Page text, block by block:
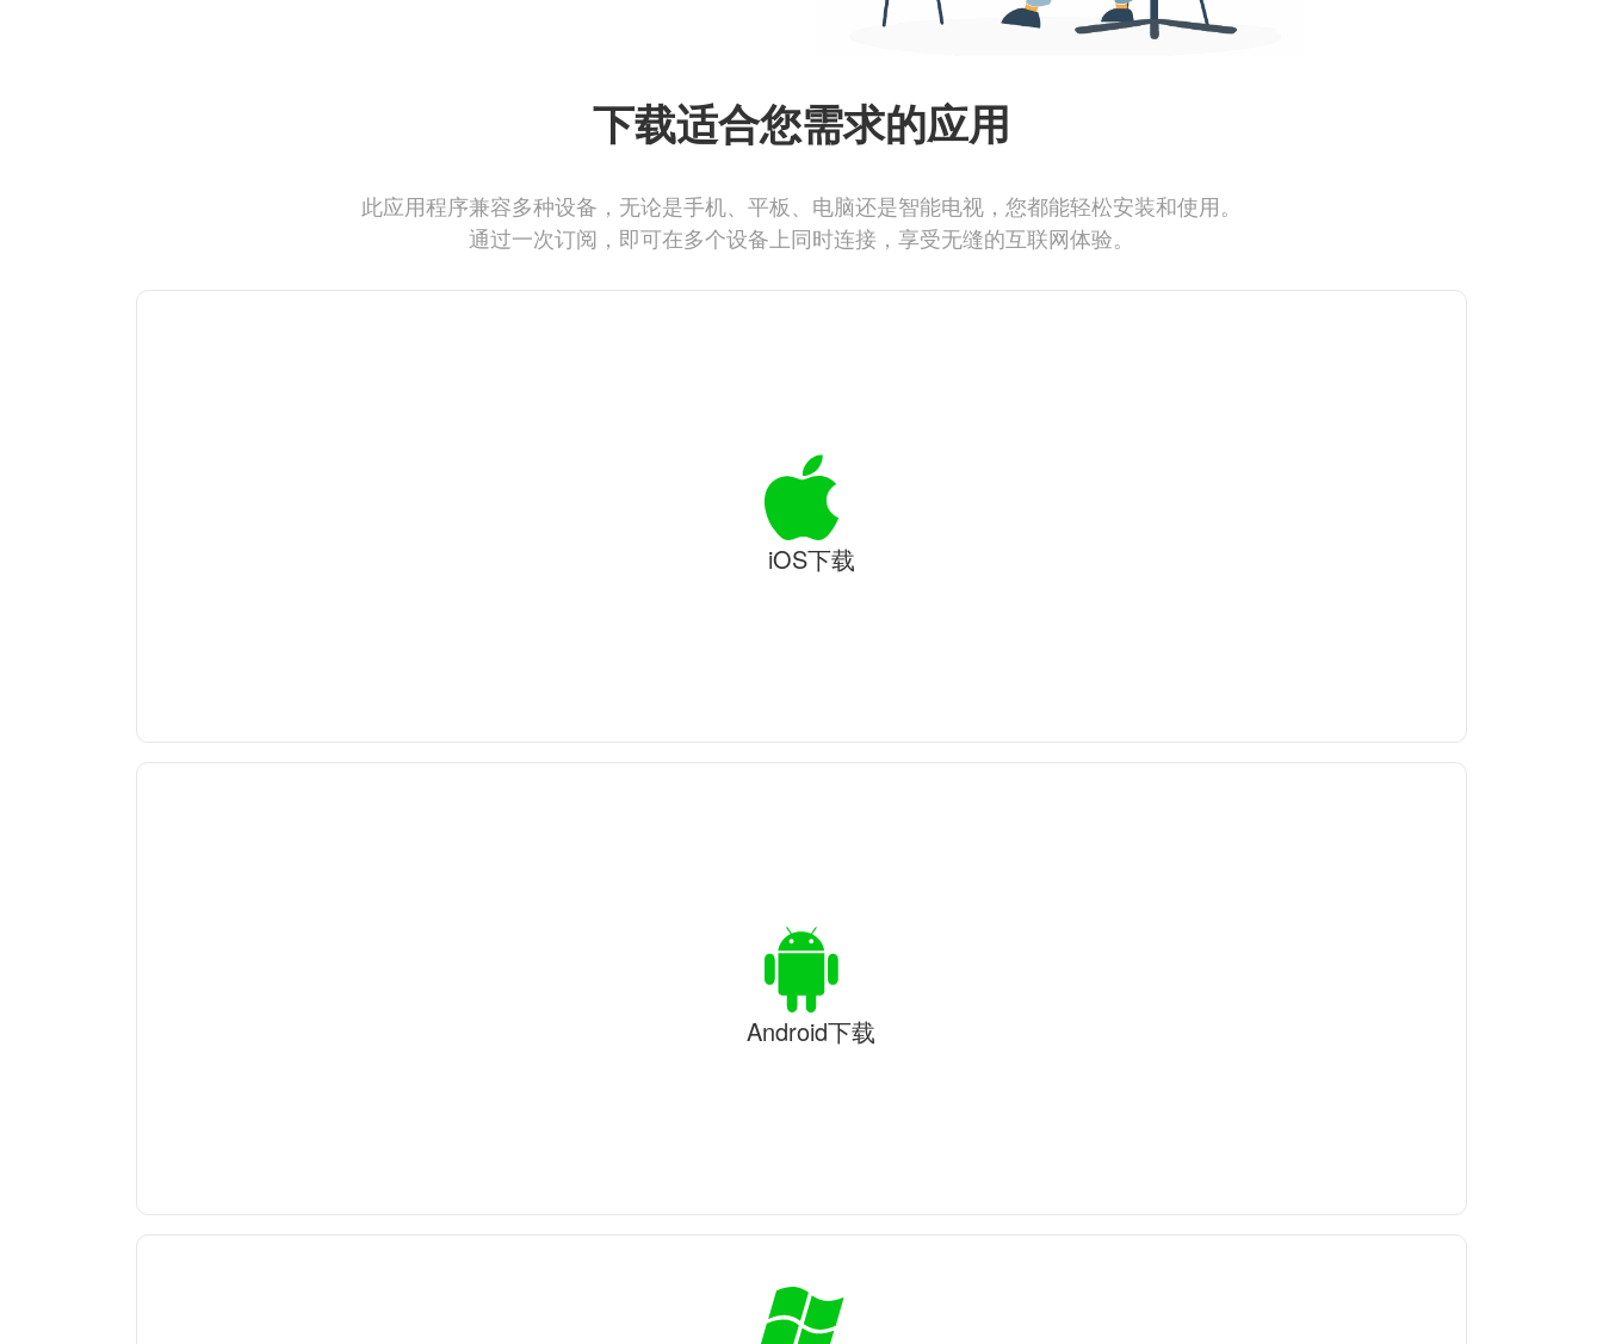
下载适合您需求的应用
此应用程序兼容多种设备，无论是手机、平板、电脑还是智能电视，您都能轻松安装和使用。
通过一次订阅，即可在多个设备上同时连接，享受无缝的互联网体验。
iOS下载
Android下载